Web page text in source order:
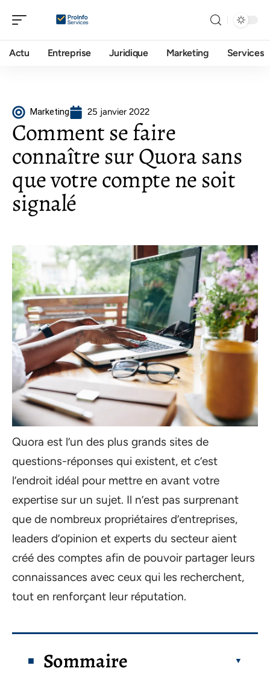
Actu Entreprise Juridique Marketing Services
Marketing 25 janvier 2022
Comment se faire
connaître sur Quora sans
que votre compte ne soit
signalé
Quora est l’un des plus grands sites de
questions-réponses qui existent, et c’est
l’endroit idéal pour mettre en avant votre
expertise sur un sujet. Il n’est pas surprenant
que de nombreux propriétaires d’entreprises,
leaders d’opinion et experts du secteur aient
créé des comptes afin de pouvoir partager leurs
connaissances avec ceux qui les recherchent,
tout en renforçant leur réputation.
Sommaire